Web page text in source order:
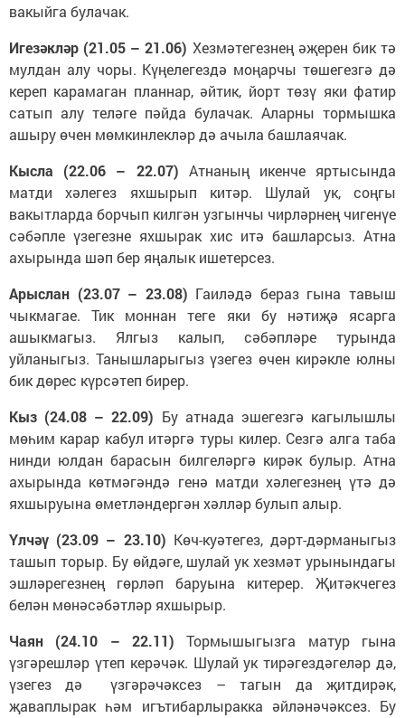
вакыйга булачак.
Игезәкләр (21.05 – 21.06) Хезмәтегезнең әҗерен бик тә
мулдан алу чоры. Күңелегездә моңарчы төшегезгә дә
кереп карамаган планнар, әйтик, йорт төзү яки фатир
сатып алу теләге пәйда булачак. Аларны тормышка
ашыру өчен мөмкинлекләр дә ачыла башлаячак.
Кысла (22.06 – 22.07) Атнаның икенче яртысында
матди хәлегез яхшырып китәр. Шулай ук, соңгы
вакытларда борчып килгән узгынчы чирләрнең чигенүе
сәбәпле үзегезне яхшырак хис итә башларсыз. Атна
ахырында шәп бер яңалык ишетерсез.
Арыслан (23.07 – 23.08) Гаиләдә бераз гына тавыш
чыкмагае. Тик моннан теге яки бу нәтиҗә ясарга
ашыкмагыз. Ялгыз калып, сәбәпләре турында
уйланыгыз. Танышларыгыз үзегез өчен кирәкле юлны
бик дөрес күрсәтеп бирер.
Кыз (24.08 – 22.09) Бу атнада эшегезгә кагылышлы
мөһим карар кабул итәргә туры килер. Сезгә алга таба
нинди юлдан барасын билгеләргә кирәк булыр. Атна
ахырында көтмәгәндә генә матди хәлегезнең үтә дә
яхшыруына өметләндергән хәлләр булып алыр.
Үлчәү (23.09 – 23.10) Көч-куәтегез, дәрт-дәрманыгыз
ташып торыр. Бу өйдәге, шулай ук хезмәт урынындагы
эшләрегезнең гөрләп баруына китерер. Җитәкчегез
белән мөнәсәбәтләр яхшырыр.
Чаян (24.10 – 22.11) Тормышыгызга матур гына
үзгәрешләр үтеп керәчәк. Шулай ук тирәгездәгеләр дә,
үзегез дә үзгәрәчәксез – тагын да җитдирәк,
җаваплырак һәм игътибарлыракка әйләнәчәксез. Бу